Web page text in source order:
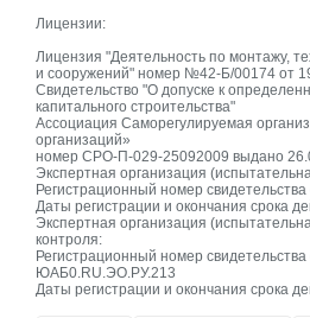
Лицензии:
Лицензия "Деятельность по монтажу,
и сооружений" номер №42-Б/00174 от
Свидетельство "О допуске к
капитального строительства"
Ассоциация Саморегулируемая
организаций»
номер СРО-П-029-25092009 выдано
Экспертная организация
Регистрационный номер
Даты регистрации и окончания срока
Экспертная организация
контроля:
Регистрационный номер
ЮАБ0.RU.ЭО.РУ.213
Даты регистрации и окончания срока